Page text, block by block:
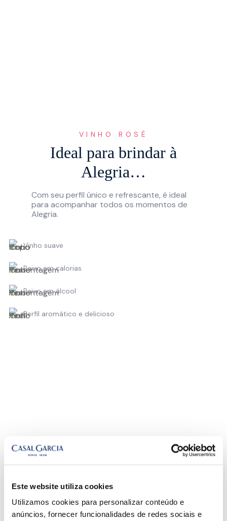
Este website utiliza cookies
Utilizamos cookies para personalizar conteúdo e
anúncios, fornecer funcionalidades de redes sociais e
VINHO ROSÉ
Ideal para brindar à
Alegria…
Com seu perfil único e refrescante, é ideal
para acompanhar todos os momentos de
Alegria.
Vinho suave
Baixo em calorias
Baixo em álcool
Perfil aromático e delicioso